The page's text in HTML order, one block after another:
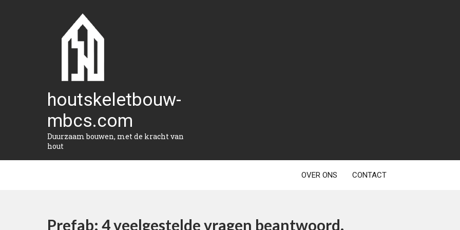
houtskeletbouw-
mbcs.com
Duurzaam bouwen, met de kracht van
hout
OVER ONS CONTACT
Prefab: 4 veelgestelde vragen beantwoord.